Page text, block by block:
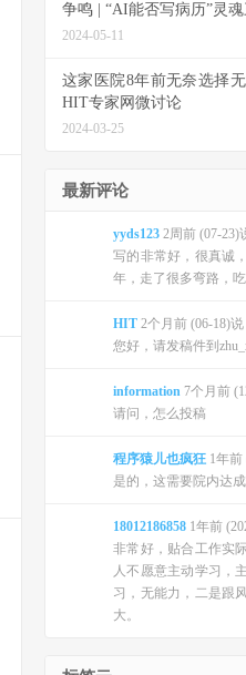
争鸣 | “AI能否写病历”灵魂
2024-05-11
这家医院8年前无奈选择
HIT专家网微讨论
2024-03-25
最新评论
yyds123 2周前 (07-23)
写的非常好，很真诚
年，走了很多弯路，
HIT 2个月前 (06-18)说
您好，请发稿件到
information 7个月前
请问，怎么投稿
程序猿儿也疯狂 1年前
是的，这需要院内达
18012186858 1年前
非常好，贴合工作实
人不愿意主动学习，
习，无能力，二是跟
大。